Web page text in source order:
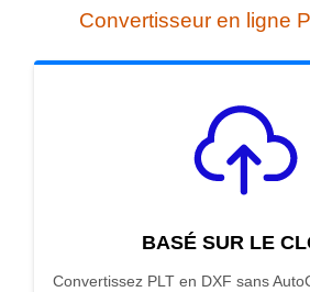
Convertisseur en ligne
BASÉ SUR LE
Convertissez PLT en DXF sans